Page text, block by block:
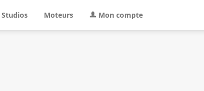
Studios Moteurs Mon compte